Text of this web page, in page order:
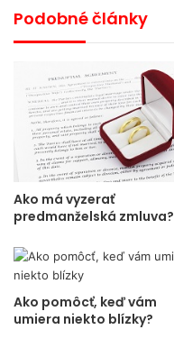
Podobné články
Ako má vyzerať
predmanželská zmluva?
Ako pomôcť, keď vám
umiera niekto blízky?